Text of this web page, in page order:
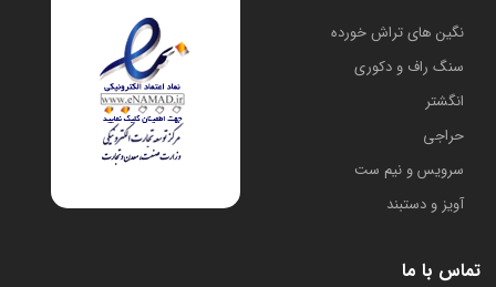
​نگین های تراش خورده
سنگ راف و دکوری
انگشتر
حراجی
سرویس و نیم ست
آویز و دستبند
تماس با ما